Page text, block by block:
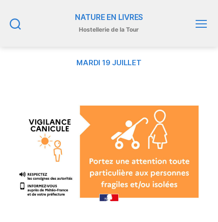
NATURE EN LIVRES
Hostellerie de la Tour
MARDI 19 JUILLET